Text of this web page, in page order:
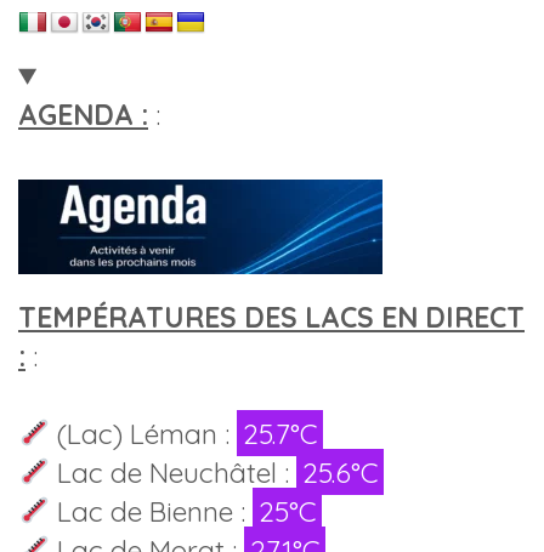
AGENDA : :
TEMPÉRATURES DES LACS EN DIRECT
: :
(Lac) Léman : 25.7°C
Lac de Neuchâtel : 25.6°C
Lac de Bienne : 25°C